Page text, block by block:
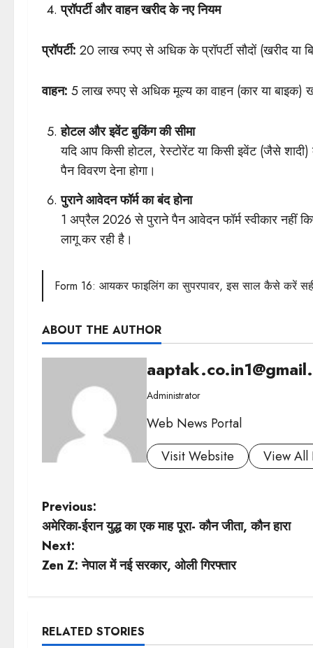
प्रॉपर्टी और वाहन खरीद के नए नियम
प्रॉपर्टी: 20 लाख रुपए से अधिक के प्रॉपर्टी सौदों (खरीद या
वाहन: 5 लाख रुपए से अधिक मूल्य का वाहन (कार या बाइक)
होटल और इवेंट बुकिंग की सीमा
यदि आप किसी होटल, रेस्टोरेंट या किसी इवेंट (जैसे
पैन विवरण देना होगा।
पुराने आवेदन फॉर्म का बंद होना
1 अप्रैल 2026 से पुराने पैन आवेदन फॉर्म स्वीकार नहीं
लागू कर रही है।
Form 16: आयकर फाइलिंग का सुपरपावर, इस साल कैसे करें
ABOUT THE AUTHOR
Administrator
Web News Portal
Visit Website
View All
P
o
s
n
Previous:
अमेरिका-ईरान युद्ध का एक माह पूरा- कौन जीता, कौन हारा
Next:
Zen Z: नेपाल में नई सरकार, ओली गिरफ्तार
RELATED STORIES